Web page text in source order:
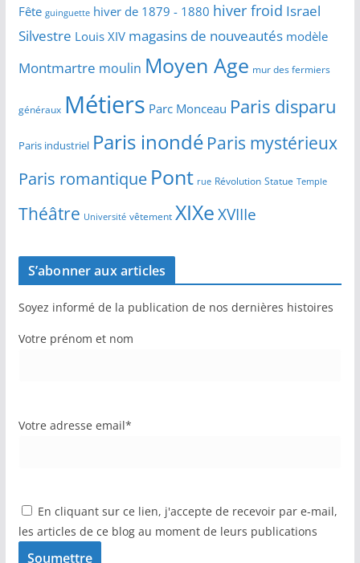
Fête guinguette hiver de 1879 - 1880 hiver froid Israel
Silvestre Louis XIV magasins de nouveautés modèle
Montmartre moulin Moyen Age mur des fermiers
généraux Métiers Parc Monceau Paris disparu
Paris industriel Paris inondé Paris mystérieux
Paris romantique Pont rue Révolution Statue Temple
Théâtre Université vêtement XIXeXVIIIe
S’abonner aux articles
Soyez informé de la publication de nos dernières histoires
Votre prénom et nom
Votre adresse email*
En cliquant sur ce lien, j'accepte de recevoir par e-mail,
les articles de ce blog au moment de leurs publications